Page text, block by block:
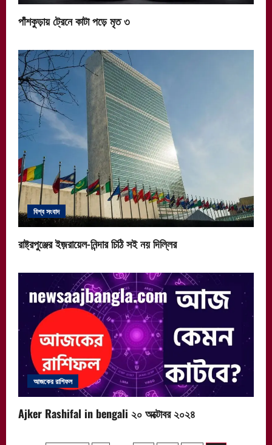
পাঁশকুড়ায় ট্রেনে কাটা পড়ে মৃত ৩
বিশ্ব সংবাদ
রাষ্ট্রপুঞ্জের ইজ়রায়েল-নিন্দার চিঠি সই নয় দিল্লির
আজকের রাশিফল
Ajker Rashifal in bengali ২০ অক্টোবর ২০২৪